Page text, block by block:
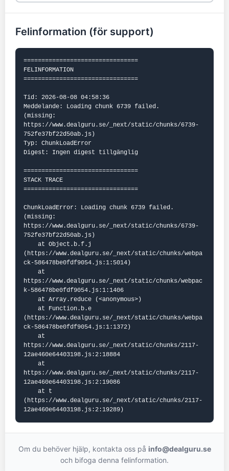
Felinformation (för support)
================================
FELINFORMATION
================================
Tid: 2026-08-08 04:58:36
Meddelande: Loading chunk 6739 failed.
(missing:
https://www.dealguru.se/_next/static/chunks/6739-
752fe37bf22d50ab.js)
Typ: ChunkLoadError
Digest: Ingen digest tillgänglig
================================
STACK TRACE
================================
ChunkLoadError: Loading chunk 6739 failed.
(missing:
https://www.dealguru.se/_next/static/chunks/6739-
752fe37bf22d50ab.js)
(https://www.dealguru.se/_next/static/chunks/webpa
ck-586478be0fdf9054.js:1:5014)
https://www.dealguru.se/_next/static/chunks/webpac
k-586478be0fdf9054.js:1:1406
(https://www.dealguru.se/_next/static/chunks/webpa
ck-586478be0fdf9054.js:1:1372)
https://www.dealguru.se/_next/static/chunks/2117-
12ae460e64403198.js:2:18884
https://www.dealguru.se/_next/static/chunks/2117-
12ae460e64403198.js:2:19086
(https://www.dealguru.se/_next/static/chunks/2117-
12ae460e64403198.js:2:19289)
Om du behöver hjälp, kontakta oss på info@dealguru.se
och bifoga denna felinformation.